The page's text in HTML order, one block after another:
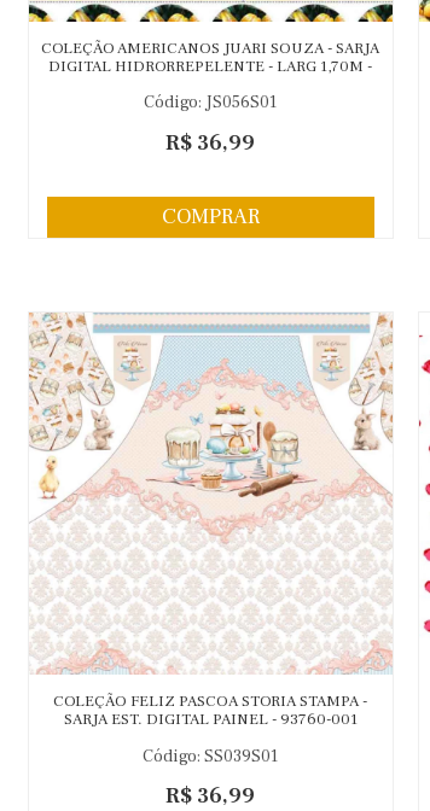
COLEÇÃO AMERICANOS JUARI SOUZA - SARJA
DIGITAL HIDRORREPELENTE - LARG 1,70M -
Código: JS056S01
R$ 36,99
COMPRAR
COLEÇÃO FELIZ PASCOA STORIA STAMPA -
SARJA EST. DIGITAL PAINEL - 93760-001
Código: SS039S01
R$ 36,99